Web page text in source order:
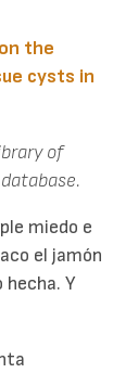
the
cysts in
of
miedo e
el jamón
Y